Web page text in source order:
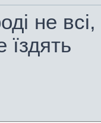
не
їздять